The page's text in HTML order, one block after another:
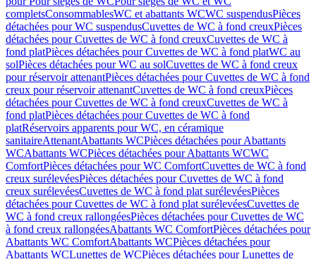
completsConsommablesWC et abattants WCWC suspendusPièces
détachées pour WC suspendusCuvettes de WC à fond creuxPièces
détachées pour Cuvettes de WC à fond creuxCuvettes de WC à
fond platPièces détachées pour Cuvettes de WC à fond platWC au
solPièces détachées pour WC au solCuvettes de WC à fond creux
pour réservoir attenantPièces détachées pour Cuvettes de WC à fond
creux pour réservoir attenantCuvettes de WC à fond creuxPièces
détachées pour Cuvettes de WC à fond creuxCuvettes de WC à
fond platPièces détachées pour Cuvettes de WC à fond
platRéservoirs apparents pour WC, en céramique
sanitaireAttenantAbattants WCPièces détachées pour Abattants
WCAbattants WCPièces détachées pour Abattants WCWC
ComfortPièces détachées pour WC ComfortCuvettes de WC à fond
creux surélevéesPièces détachées pour Cuvettes de WC à fond
creux surélevéesCuvettes de WC à fond plat surélevéesPièces
détachées pour Cuvettes de WC à fond plat surélevéesCuvettes de
WC à fond creux rallongéesPièces détachées pour Cuvettes de WC
à fond creux rallongéesAbattants WC ComfortPièces détachées pour
Abattants WC ComfortAbattants WCPièces détachées pour
Abattants WCLunettes de WCPièces détachées pour Lunettes de